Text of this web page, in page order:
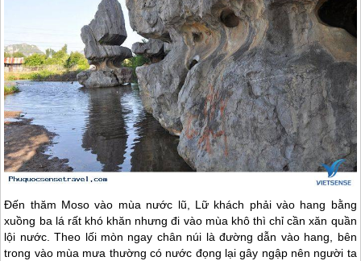
Đến thăm Moso vào mùa nước lũ, Lữ khách phải vào hang bằng
xuồng ba lá rất khó khăn nhưng đi vào mùa khô thì chỉ cần xăn quần
lội nước. Theo lối mòn ngay chân núi là đường dẫn vào hang, bên
trong vào mùa mưa thường có nước đọng lại gây ngập nên người ta